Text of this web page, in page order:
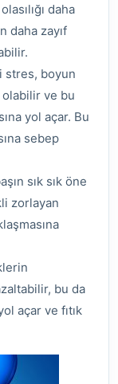
daha
daha zayıf
stres, boyun
ve bu
yol açar. Bu
sebep
sık sık öne
zorlayan
bu da
açar ve fıtık